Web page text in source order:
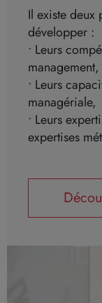
Il existe deux
développer :
• Leurs
management,
• Leurs
managériale,
• Leurs
expertises